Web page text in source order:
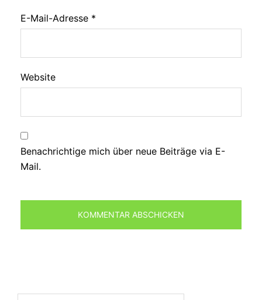
E-Mail-Adresse *
Website
Benachrichtige mich über neue Beiträge via E-
Mail.